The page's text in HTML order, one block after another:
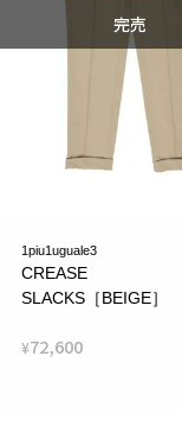
1piu1uguale3
CREASE
SLACKS［BEIGE］
¥72,600